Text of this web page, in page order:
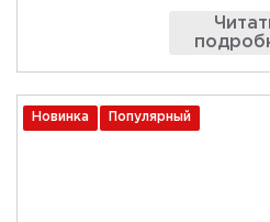
Новинка Популярный